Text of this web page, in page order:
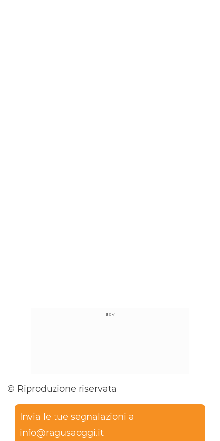
© Riproduzione riservata
Invia le tue segnalazioni a
info@ragusaoggi.it